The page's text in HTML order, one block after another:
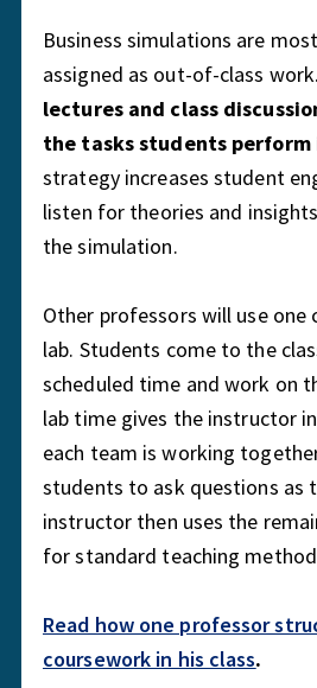
Business simulations are
assigned as out-of-class work.
lectures and class
the tasks students perform
strategy increases student
listen for theories and
the simulation.
Other professors will use one
lab. Students come to the
scheduled time and work on
lab time gives the instructor
each team is working
students to ask questions as
instructor then uses the
for standard teaching
Read how one professor
coursework in his class.